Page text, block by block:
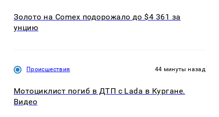
Золото на Comex подорожало до $4 361 за
унцию
Происшествия 44 минуты назад
Мотоциклист погиб в ДТП с Lada в Кургане.
Видео